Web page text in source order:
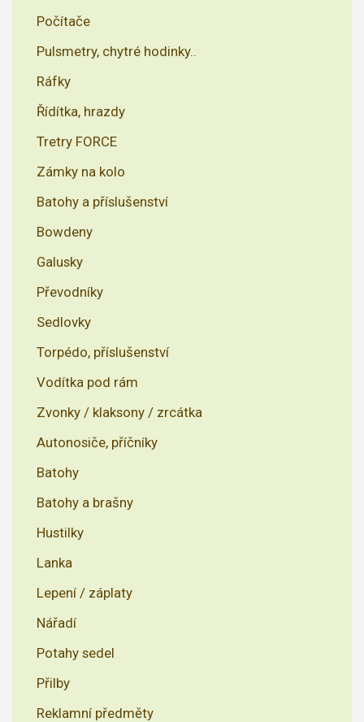
Počítače
Pulsmetry, chytré hodinky..
Ráfky
Řídítka, hrazdy
Tretry FORCE
Zámky na kolo
Batohy a příslušenství
Bowdeny
Galusky
Převodníky
Sedlovky
Torpédo, příslušenství
Vodítka pod rám
Zvonky / klaksony / zrcátka
Autonosiče, příčníky
Batohy
Batohy a brašny
Hustilky
Lanka
Lepení / záplaty
Nářadí
Potahy sedel
Přilby
Reklamní předměty